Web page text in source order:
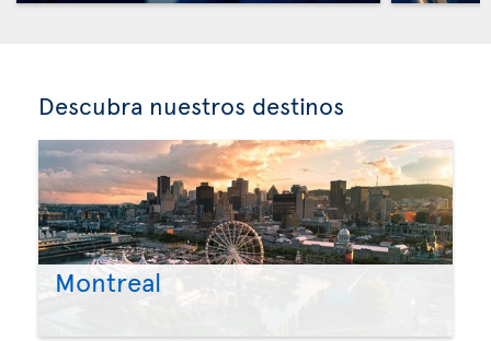
Descubra nuestros destinos
Montreal